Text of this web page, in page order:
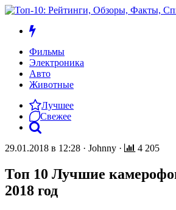
Фильмы
Электроника
Авто
Животные
Лучшее
Свежее
29.01.2018 в 12:28 · Johnny · 4 205
Топ 10 Лучшие
2018 год